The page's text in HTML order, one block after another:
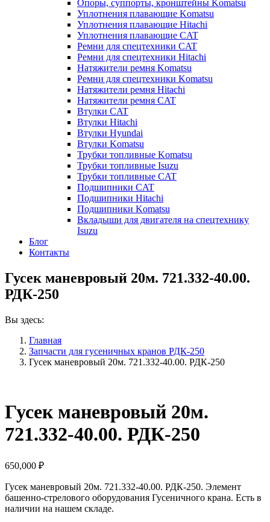
Опоры, суппорты, кронштейны Komatsu
Уплотнения плавающие Komatsu
Уплотнения плавающие Hitachi
Уплотнения плавающие CAT
Ремни для спецтехники CAT
Ремни для спецтехники Hitachi
Натяжители ремня Komatsu
Ремни для спецтехники Komatsu
Натяжители ремня Hitachi
Натяжители ремня CAT
Втулки CAT
Втулки Hitachi
Втулки Hyundai
Втулки Komatsu
Трубки топливные Komatsu
Трубки топливные Isuzu
Трубки топливные CAT
Подшипники CAT
Подшипники Hitachi
Подшипники Komatsu
Вкладыши для двигателя на спецтехнику
Isuzu
Блог
Контакты
Гусек маневровый 20м. 721.332-40.00.
РДК-250
Вы здесь:
Главная
Запчасти для гусеничных кранов РДК-250
Гусек маневровый 20м. 721.332-40.00. РДК-250
Гусек маневровый 20м.
721.332-40.00. РДК-250
650,000 ₽
Гусек маневровый 20м. 721.332-40.00. РДК-250. Элемент
башенно-стрелового оборудования Гусеничного крана. Есть в
наличии на нашем складе.